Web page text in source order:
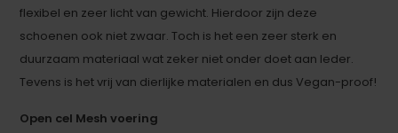
flexibel en zeer licht van gewicht. Hierdoor zijn deze
schoenen ook niet zwaar. Toch is het een zeer sterk en
duurzaam materiaal wat zeker niet onder doet aan leder.
Tevens is het vrij van dierlijke materialen en dus Vegan-proof!
Open cel Mesh voering